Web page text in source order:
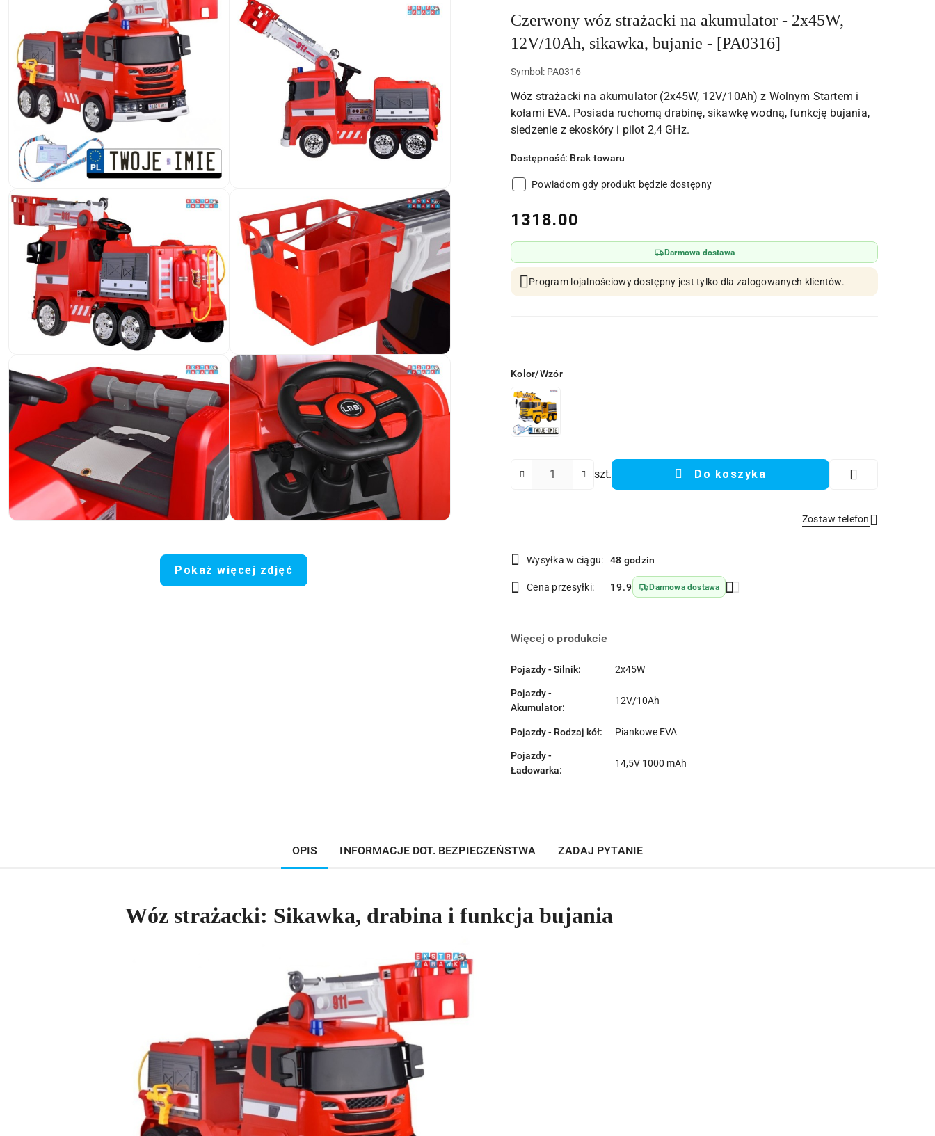
Pokaż więcej zdjęć
Czerwony wóz strażacki na akumulator - 2x45W,
12V/10Ah, sikawka, bujanie - [PA0316]
Symbol: PA0316
Wóz strażacki na akumulator (2x45W, 12V/10Ah) z Wolnym Startem i
kołami EVA. Posiada ruchomą drabinę, sikawkę wodną, funkcję bujania,
siedzenie z ekoskóry i pilot 2,4 GHz.
Dostępność: Brak towaru
Powiadom gdy produkt będzie dostępny
cena:
1318.00
Darmowa dostawa
Program lojalnościowy dostępny jest tylko dla zalogowanych klientów.
Wariant
Kolor/Wzór
szt. Do koszyka
Zostaw telefon
Dostępność
i
dostawa
Wysyłka w ciągu: 48 godzin
Cena przesyłki: 19.9 Darmowa dostawa
Więcej o produkcie
Pojazdy - Silnik: 2x45W
Pojazdy -
Akumulator:
12V/10Ah
Pojazdy - Rodzaj kół: Piankowe EVA
Pojazdy -
Ładowarka:
14,5V 1000 mAh
OPIS INFORMACJE DOT. BEZPIECZEŃSTWA ZADAJ PYTANIE
Wóz strażacki: Sikawka, drabina i funkcja bujania